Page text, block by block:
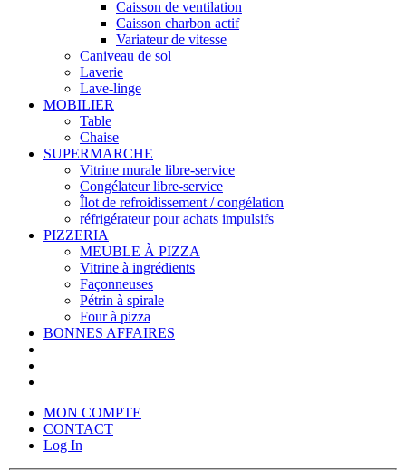
Caisson de ventilation
Caisson charbon actif
Variateur de vitesse
Caniveau de sol
Laverie
Lave-linge
MOBILIER
Table
Chaise
SUPERMARCHE
Vitrine murale libre-service
Congélateur libre-service
Îlot de refroidissement / congélation
réfrigérateur pour achats impulsifs
PIZZERIA
MEUBLE À PIZZA
Vitrine à ingrédients
Façonneuses
Pétrin à spirale
Four à pizza
BONNES AFFAIRES
MON COMPTE
CONTACT
Log In